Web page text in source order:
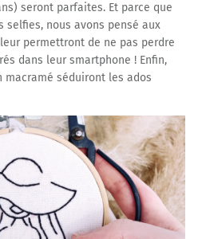
seront parfaites. Et parce que
selfies, nous avons pensé aux
permettront de ne pas perdre
dans leur smartphone ! Enfin,
macramé séduiront les ados